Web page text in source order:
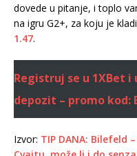
dovede u pitanje, i toplo
na igru G2+, za koju je
1.47.
Registruj se u 1XBet i
depozit – promo kod:
Izvor: TIP DANA: Bilefeld